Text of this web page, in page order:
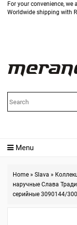
For your convenience,
Worldwide shipping with
Menu
Home » Slava »
наручные Слава
серийные 3090144/